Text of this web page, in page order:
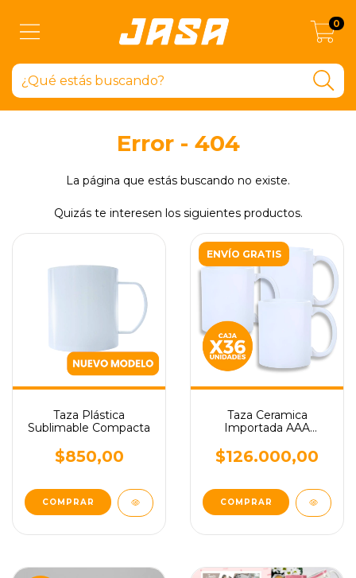
0
Error - 404
La página que estás buscando no existe.
Quizás te interesen los siguientes productos.
Taza Plástica
Sublimable Compacta
$850,00
ENVÍO GRATIS
Taza Ceramica
Importada AAA
Unidades
$126.000,00